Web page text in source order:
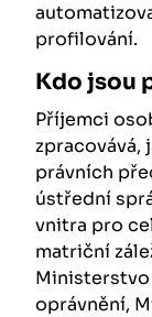
profilování.
Kdo jsou
Příjemci
zpracovává,
právních
ústřední
vnitra pro
matriční
oprávnění,